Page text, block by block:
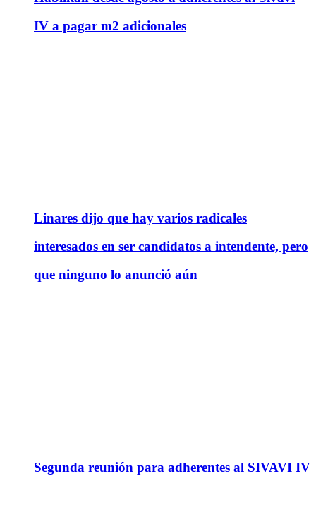
IV a pagar m2 adicionales
Linares dijo que hay varios radicales
interesados en ser candidatos a intendente, pero
que ninguno lo anunció aún
Segunda reunión para adherentes al SIVAVI IV